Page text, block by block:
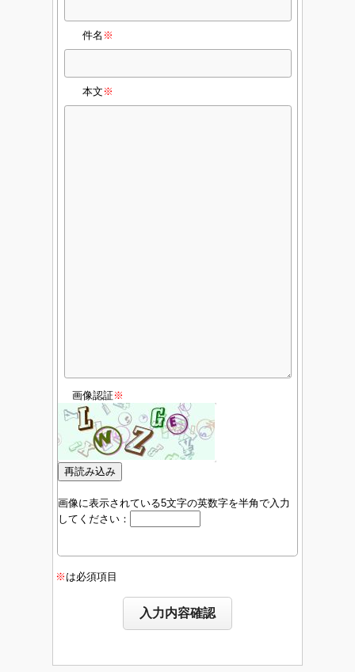
件名 ※
本文 ※
画像認証※
画像に表示されている5文字の英数字を半角で入力
してください：
※ は必須項目